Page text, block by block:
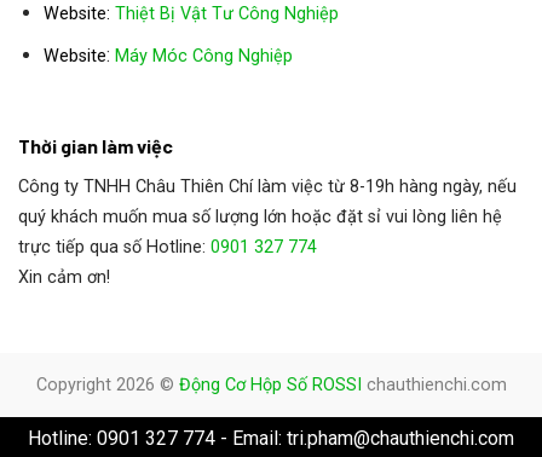
Website: Thiệt Bị Vật Tư Công Nghiệp
Website: Máy Móc Công Nghiệp
Thời gian làm việc
Công ty TNHH Châu Thiên Chí làm việc từ 8-19h hàng ngày, nếu
quý khách muốn mua số lượng lớn hoặc đặt sỉ vui lòng liên hệ
trực tiếp qua số Hotline: 0901 327 774
Xin cảm ơn!
Copyright 2026 © Động Cơ Hộp Số ROSSI chauthienchi.com
Hotline: 0901 327 774 - Email: tri.pham@chauthienchi.com